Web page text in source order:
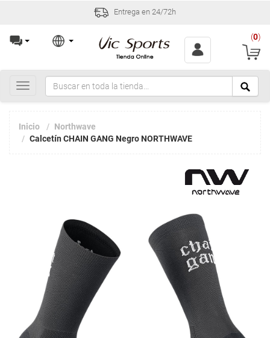
Entrega en 24/72h
(0)
Toggle
navigation
Inicio
Northwave
Calcetín CHAIN GANG Negro NORTHWAVE